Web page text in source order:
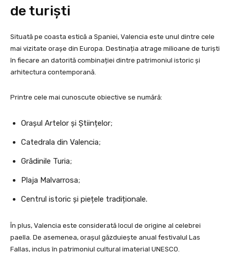
de turiști
Situată pe coasta estică a Spaniei, Valencia este unul dintre cele
mai vizitate orașe din Europa. Destinația atrage milioane de turiști
în fiecare an datorită combinației dintre patrimoniul istoric și
arhitectura contemporană.
Printre cele mai cunoscute obiective se numără:
Orașul Artelor și Științelor;
Catedrala din Valencia;
Grădinile Turia;
Plaja Malvarrosa;
Centrul istoric și piețele tradiționale.
În plus, Valencia este considerată locul de origine al celebrei
paella. De asemenea, orașul găzduiește anual festivalul Las
Fallas, inclus în patrimoniul cultural imaterial UNESCO.